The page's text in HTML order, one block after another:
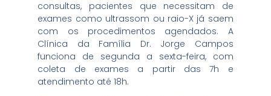
consultas, pacientes que necessitam de
exames como ultrassom ou raio-X já saem
com os procedimentos agendados. A
Clínica da Família Dr. Jorge Campos
funciona de segunda a sexta-feira, com
coleta de exames a partir das 7h e
atendimento até 18h.